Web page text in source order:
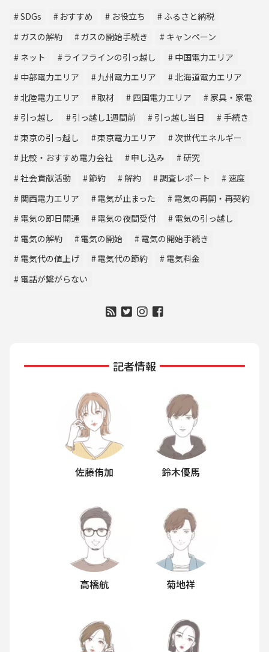
SDGs おすすめ お役立ち
ふるさと納税
ガスの解約
ガスの開始手続き
キャンペーン
ネット
ライフラインの引っ越し
中国電力エリア
中部電力エリア
九州電力エリア
北海道電力エリア
北陸電力エリア
取材 四国電力エリア
家具・家電
引っ越し
引っ越し1週間前 引っ越し当日
手続き
東京の引っ越し
東京電力エリア
次世代エネルギー
比較・おすすめ電力会社
申し込み
研究
社会貢献活動
節約 解約 調査レポート
速度
関西電力エリア
電気が止まった
電気の再開・再契約
電気の即日開通
電気の夜間受付
電気の引っ越し
電気の解約
電気の開始
電気の開始手続き
電気代の値上げ
電気代の節約
電気料金
電話が繋がらない
記者情報
佐藤侑加 鈴木優馬
高橋航 菊地祥